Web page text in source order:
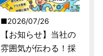
2026/07/26
【お知らせ】当社の
雰囲気が伝わる！採